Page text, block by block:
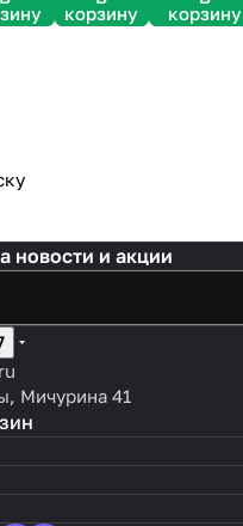
корзину корзину
новости и акции
Мичурина 41